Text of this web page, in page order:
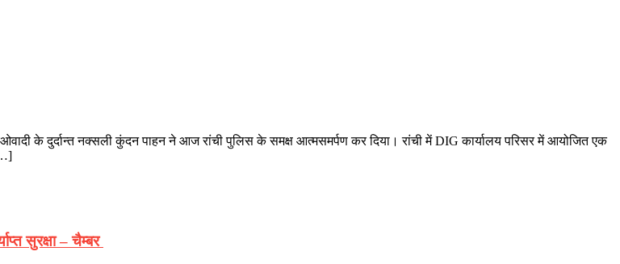
के दुर्दान्त नक्सली कुंदन पाहन ने आज रांची पुलिस के समक्ष आत्मसमर्पण कर दिया। रांची में DIG कार्यालय परिसर में आयोजित एक
सुरक्षा – चैम्बर